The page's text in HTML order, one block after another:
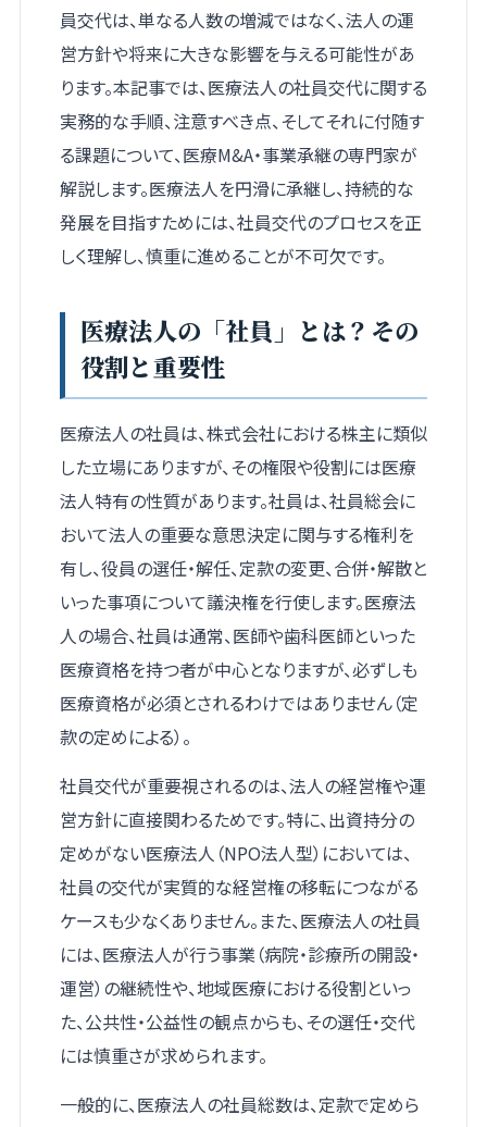
員交代は、単なる人数の増減ではなく、法人の運
営方針や将来に大きな影響を与える可能性があ
ります。本記事では、医療法人の社員交代に関する
実務的な手順、注意すべき点、そしてそれに付随す
る課題について、医療M&A・事業承継の専門家が
解説します。医療法人を円滑に承継し、持続的な
発展を目指すためには、社員交代のプロセスを正
しく理解し、慎重に進めることが不可欠です。
医療法人の「社員」とは？その
役割と重要性
医療法人の社員は、株式会社における株主に類似
した立場にありますが、その権限や役割には医療
法人特有の性質があります。社員は、社員総会に
おいて法人の重要な意思決定に関与する権利を
有し、役員の選任・解任、定款の変更、合併・解散と
いった事項について議決権を行使します。医療法
人の場合、社員は通常、医師や歯科医師といった
医療資格を持つ者が中心となりますが、必ずしも
医療資格が必須とされるわけではありません（定
款の定めによる）。
社員交代が重要視されるのは、法人の経営権や運
営方針に直接関わるためです。特に、出資持分の
定めがない医療法人（NPO法人型）においては、
社員の交代が実質的な経営権の移転につながる
ケースも少なくありません。また、医療法人の社員
には、医療法人が行う事業（病院・診療所の開設・
運営）の継続性や、地域医療における役割といっ
た、公共性・公益性の観点からも、その選任・交代
には慎重さが求められます。
一般的に、医療法人の社員総数は、定款で定めら